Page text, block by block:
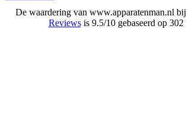
De waardering van www.apparatenman.nl bij
Reviewsis 9.5/10 gebaseerd op 302